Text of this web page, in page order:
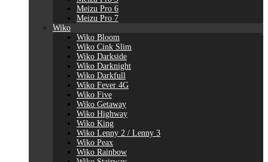
Meizu Pro 6
Meizu Pro 7
Wiko
Wiko Bloom
Wiko Cink Slim
Wiko Darkside
Wiko Darknight
Wiko Darkfull
Wiko Fever 4G
Wiko Five
Wiko Getaway
Wiko Highway
Wiko King
Wiko Lenny 2 / Lenny 3
Wiko Peax
Wiko Rainbow